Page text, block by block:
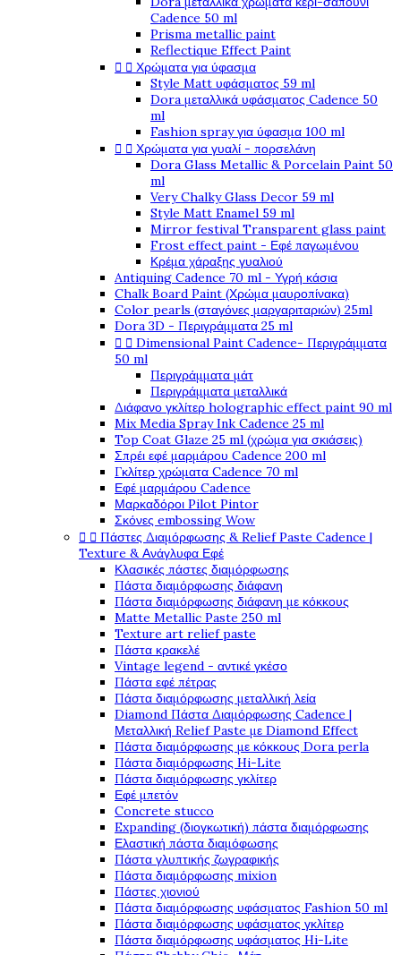
Cadence 50 ml
Prisma metallic paint
Reflectique Effect Paint
  Χρώματα για ύφασμα
Style Matt υφάσματος 59 ml
Dora μεταλλικά υφάσματος Cadence 50
ml
Fashion spray για ύφασμα 100 ml
  Χρώματα για γυαλί - πορσελάνη
Dora Glass Metallic & Porcelain Paint 50
ml
Very Chalky Glass Decor 59 ml
Style Matt Enamel 59 ml
Mirror festival Transparent glass paint
Frost effect paint - Εφέ παγωμένου
Κρέμα χάραξης γυαλιού
Antiquing Cadence 70 ml - Υγρή κάσια
Chalk Board Paint (Χρώμα μαυροπίνακα)
Color pearls (σταγόνες μαργαριταριών) 25ml
Dora 3D - Περιγράμματα 25 ml
  Dimensional Paint Cadence- Περιγράμματα
50 ml
Περιγράμματα μάτ
Περιγράμματα μεταλλικά
Διάφανο γκλίτερ holographic effect paint 90 ml
Mix Media Spray Ink Cadence 25 ml
Top Coat Glaze 25 ml (χρώμα για σκιάσεις)
Σπρέι εφέ μαρμάρου Cadence 200 ml
Γκλίτερ χρώματα Cadence 70 ml
Εφέ μαρμάρου Cadence
Μαρκαδόροι Pilot Pintor
Σκόνες embossing Wow
  Πάστες Διαμόρφωσης & Relief Paste Cadence |
Texture & Ανάγλυφα Εφέ
Κλασικές πάστες διαμόρφωσης
Πάστα διαμόρφωσης διάφανη
Πάστα διαμόρφωσης διάφανη με κόκκους
Matte Metallic Paste 250 ml
Texture art relief paste
Πάστα κρακελέ
Vintage legend - αντικέ γκέσο
Πάστα εφέ πέτρας
Πάστα διαμόρφωσης μεταλλική λεία
Diamond Πάστα Διαμόρφωσης Cadence |
Μεταλλική Relief Paste με Diamond Effect
Πάστα διαμόρφωσης με κόκκους Dora perla
Πάστα διαμόρφωσης Hi-Lite
Πάστα διαμόρφωσης γκλίτερ
Εφέ μπετόν
Concrete stucco
Expanding (διογκωτική) πάστα διαμόρφωσης
Ελαστική πάστα διαμόφωσης
Πάστα γλυπτικής ζωγραφικής
Πάστα διαμόρφωσης mixion
Πάστες χιονιού
Πάστα διαμόρφωσης υφάσματος Fashion 50 ml
Πάστα διαμόρφωσης υφάσματος γκλίτερ
Πάστα διαμόρφωσης υφάσματος Hi-Lite